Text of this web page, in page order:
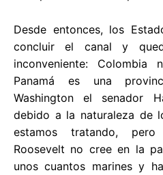
Desde entonces, los
concluir el canal y
inconveniente:
Panamá es una
Washington el senador
debido a la naturaleza de
estamos tratando,
Roosevelt no cree en la
unos cuantos marines y